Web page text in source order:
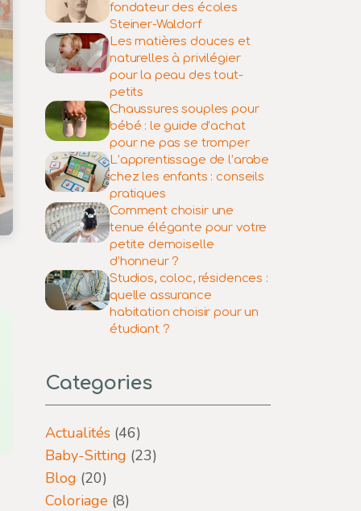
fondateur des écoles
Steiner-Waldorf
Les matières douces et
naturelles à privilégier
pour la peau des tout-
petits
Chaussures souples pour
bébé : le guide d’achat
pour ne pas se tromper
L’apprentissage de l’arabe
chez les enfants : conseils
pratiques
Comment choisir une
tenue élégante pour votre
petite demoiselle
d’honneur ?
Studios, coloc, résidences :
quelle assurance
habitation choisir pour un
étudiant ?
Categories
Actualités (46)
Baby-Sitting (23)
Blog (20)
Coloriage (8)